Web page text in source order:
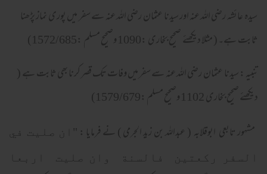
سیدہ عائشہ رضی اللہ عنہ اور سیدنا عثمان رضی اللہ عنہ سے سفر میں پوری نماز پڑھنا
ثابت ہے۔ ( مثلا دیکھئے صحیح بخاری :1090 وصحیح مسلم :1572/685)
تنبیہ : سیدنا عثمان رضی اللہ عنہ سے سفر میں وفات تک قصر کرنا بھی ثابت ہے (
دیکھئے صحیح بخاری 1102 وصحیح مسلم :1579/679)
مشہور تابعی ابوقلابہ ( عبداللہ بن زید الجرمی ) نے فرمایا : "ان صليت في
السفر ركعتين فالسنة وان صليت اربعا